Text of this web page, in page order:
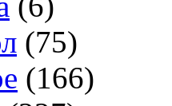
(75)
(166)